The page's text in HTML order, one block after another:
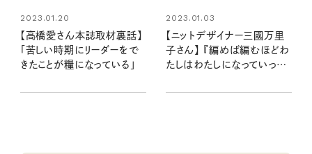
2023.01.20
【高橋愛さん本誌取材裏話】
「苦しい時期にリーダーをで
きたことが糧になっている」
2023.01.03
【ニットデザイナー三國万里
子さん】 『編めば編むほどわ
たしはわたしになっていった』